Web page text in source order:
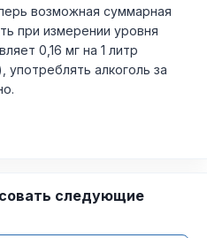
возможная суммарная
при измерении уровня
0,16 мг на 1 литр
алкоголь за
следующие